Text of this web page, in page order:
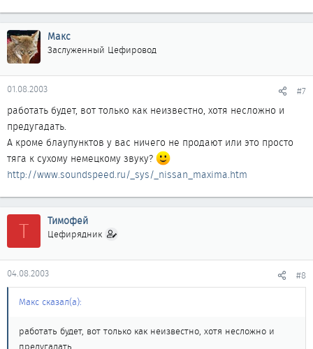
Макс
Заслуженный Цефировод
01.08.2003 #7
работать будет, вот только как неизвестно, хотя несложно и
предугадать.
А кроме блаупунктов у вас ничего не продают или это просто
тяга к сухому немецкому звуку?
http://www.soundspeed.ru/_sys/_nissan_maxima.htm
Т Тимофей
Цефирядник
04.08.2003 #8
Макс сказал(а):
работать будет, вот только как неизвестно, хотя несложно и